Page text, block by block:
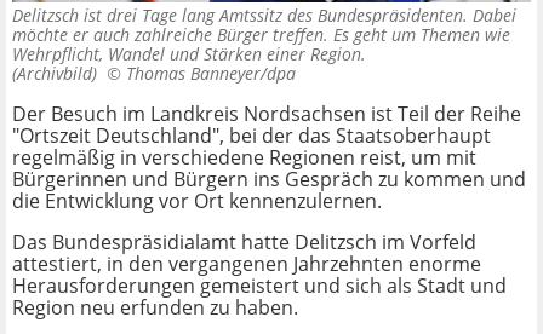
Delitzsch ist drei Tage lang Amtssitz des Bundespräsidenten. Dabei
möchte er auch zahlreiche Bürger treffen. Es geht um Themen wie
Wehrpflicht, Wandel und Stärken einer Region.
(Archivbild) © Thomas Banneyer/dpa
Der Besuch im Landkreis Nordsachsen ist Teil der Reihe
"Ortszeit Deutschland", bei der das Staatsoberhaupt
regelmäßig in verschiedene Regionen reist, um mit
Bürgerinnen und Bürgern ins Gespräch zu kommen und
die Entwicklung vor Ort kennenzulernen.
Das Bundespräsidialamt hatte Delitzsch im Vorfeld
attestiert, in den vergangenen Jahrzehnten enorme
Herausforderungen gemeistert und sich als Stadt und
Region neu erfunden zu haben.